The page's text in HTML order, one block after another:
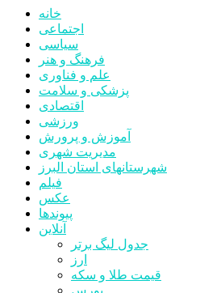
خانه
اجتماعی
سیاسی
فرهنگ و هنر
علم و فناوری
پزشکی و سلامت
اقتصادی
ورزشی
آموزش و پرورش
مدیریت شهری
شهرستانهای استان البرز
فیلم
عکس
پیوندها
آنلاین
جدول لیگ برتر
ارز
قیمت طلا و سکه
بورس